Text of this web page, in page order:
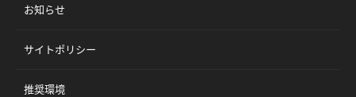
お知らせ
サイトポリシー
推奨環境